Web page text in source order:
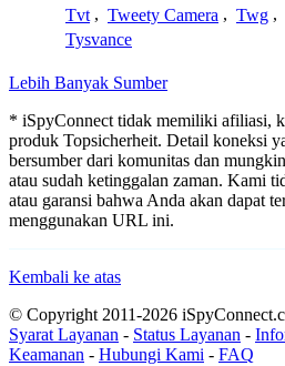
Tvt , Tweety Camera , Twg ,
Tysvance
Lebih Banyak Sumber
* iSpyConnect tidak memiliki afiliasi,
produk Topsicherheit. Detail koneksi
bersumber dari komunitas dan
atau sudah ketinggalan zaman. Kami
atau garansi bahwa Anda akan dapat
menggunakan URL ini.
Kembali ke atas
© Copyright 2011-2026
Syarat Layanan - Status Layanan -
Keamanan - Hubungi Kami - FAQ